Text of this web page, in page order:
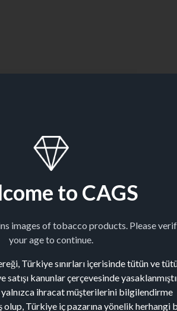
to CAGS
images of tobacco products. Please
your age to continue.
Türkiye sınırları içerisinde tütün ve
kanunlar çerçevesinde
ihracat müşterilerini bilgilendirme
olup, Türkiye iç pazarına yönelik herhangi